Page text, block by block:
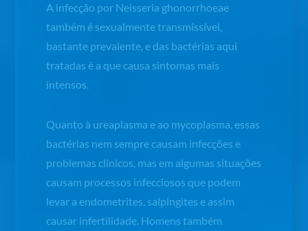
A infecção por Neisseria ghonorrhoeae
também é sexualmente transmissível,
bastante prevalente, e das bactérias aqui
tratadas é a que causa sintomas mais
intensos.
Quanto à ureaplasma e ao mycoplasma, essas
bactérias nem sempre causam infecções e
problemas clínicos, mas em algumas situações
causam processos infecciosos que podem
levar a endometrites, salpingites e assim
causar infertilidade. Homens também